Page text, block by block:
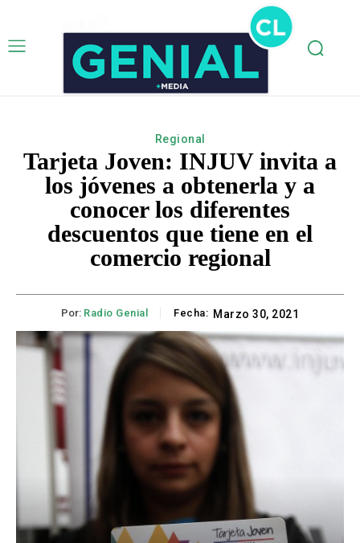
Regional
Tarjeta Joven: INJUV invita a
los jóvenes a obtenerla y a
conocer los diferentes
descuentos que tiene en el
comercio regional
Por: Radio Genial Fecha: Marzo 30, 2021